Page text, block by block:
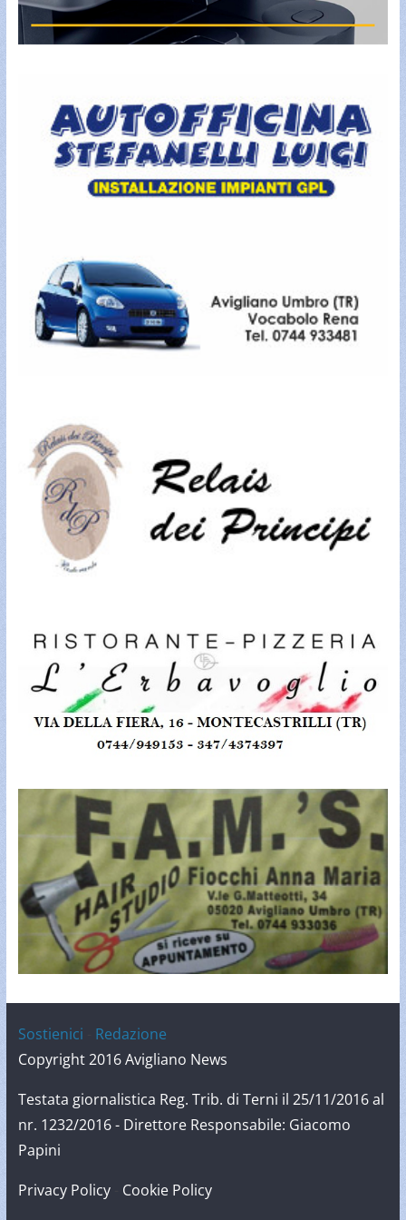
Sostienici
Redazione
Copyright 2016 Avigliano News
Testata giornalistica Reg. Trib. di Terni il 25/11/2016 al
nr. 1232/2016 - Direttore Responsabile: Giacomo
Papini
Privacy Policy- Cookie Policy